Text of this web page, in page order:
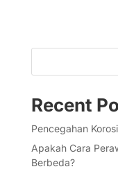
Recent
Pencegahan
Apakah Cara
Berbeda?